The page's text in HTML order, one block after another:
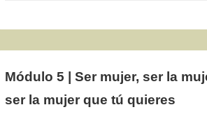
Módulo 5 | Ser mujer, ser la
ser la mujer que tú quieres